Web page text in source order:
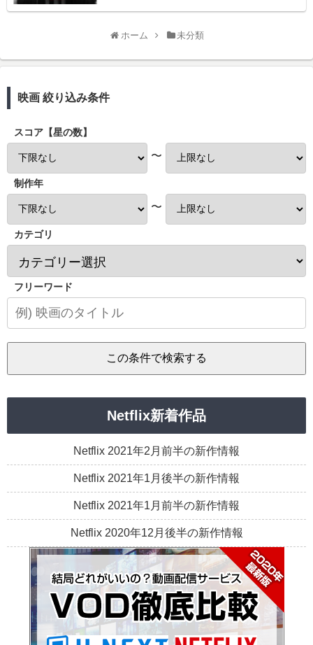
ホーム 未分類
映画 絞り込み条件
スコア【星の数】
〜
制作年
〜
カテゴリ
フリーワード
Netflix新着作品
Netflix 2021年2月前半の新作情報
Netflix 2021年1月後半の新作情報
Netflix 2021年1月前半の新作情報
Netflix 2020年12月後半の新作情報